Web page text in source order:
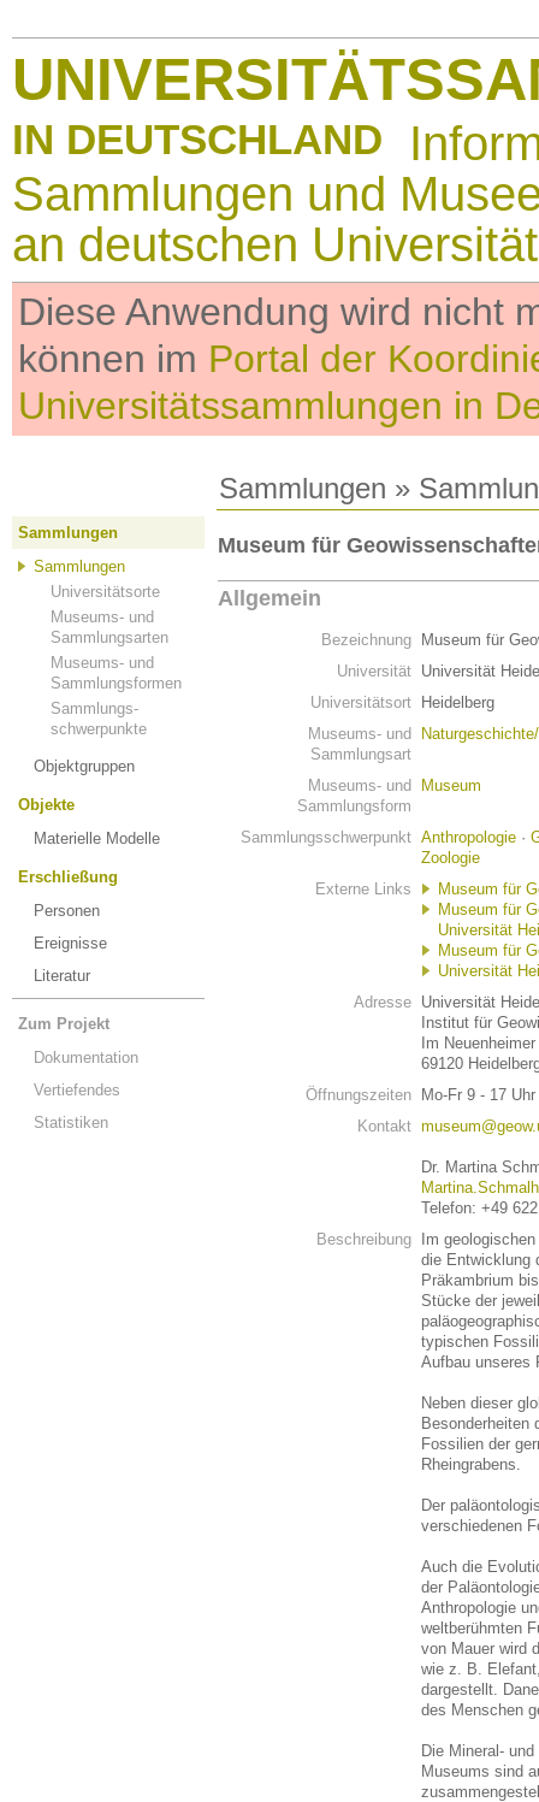
IN DEUTSCHLAND
Sammlungen und
an deutschen
Diese Anwendung wird nicht
können im Portal der
Universitätssammlungen in
Sammlungen »
Sammlungen
Sammlungen
Universitätsorte
Museums- und
Sammlungsarten
Museums- und
Sammlungsformen
Sammlungs-
schwerpunkte
Objektgruppen
Objekte
Materielle Modelle
Erschließung
Personen
Ereignisse
Literatur
Zum Projekt
Dokumentation
Vertiefendes
Statistiken
Museum für
Allgemein
Bezeichnung
Museum für
Universität Universität
Universitätsort
Heidelberg
Museums- und
Sammlungsart
Museums- und
Sammlungsform
Museum
Sammlungsschwerpunkt Anthropologie ·
Zoologie
Externe Links
Museum für
Museum für
Universität
Museum für
Universität
Adresse Universität
Institut für
Im
69120
Öffnungszeiten
Mo-Fr 9 - 17 Uhr
Kontakt
Dr. Martina
Telefon: +49
Beschreibung
Im
die Entwicklung
Präkambrium
Stücke der
typischen
Aufbau unseres
Neben dieser
Besonderheiten
Fossilien der
Rheingrabens.
Der
verschiedenen
Auch die
der
Anthropologie
weltberühmten
von Mauer wird
wie z. B.
dargestellt.
des Menschen
Die Mineral-
Museums sind